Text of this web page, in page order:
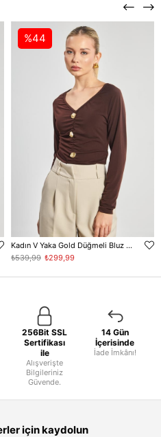
Kadın V Yaka Gold Düğmeli Bluz - Kahve
₺299,99
₺539,99
%44
256Bit SSL
Sertifikası
ile
Alışverişte
Bilgileriniz
Güvende.
14 Gün
İçerisinde
İade İmkânı!
için kaydolun